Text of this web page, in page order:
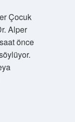
Çocuk
Alper
önce